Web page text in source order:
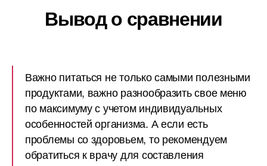
Вывод о сравнении
Важно питаться не только самыми полезными
продуктами, важно разнообразить свое меню
по максимуму с учетом индивидуальных
особенностей организма. А если есть
проблемы со здоровьем, то рекомендуем
обратиться к врачу для составления